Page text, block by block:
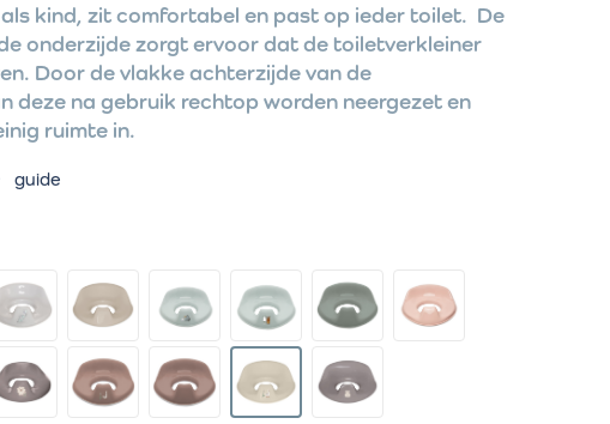
kind, zit comfortabel en past op ieder toilet. De
onderzijde zorgt ervoor dat de toiletverkleiner
Door de vlakke achterzijde van de
deze na gebruik rechtop worden neergezet en
ruimte in.
guide